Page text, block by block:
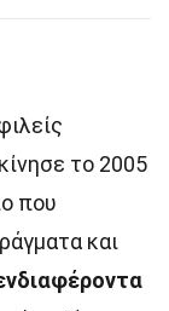
το 2005
που
και